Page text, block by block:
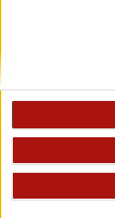
A központ munkatársai
Blog